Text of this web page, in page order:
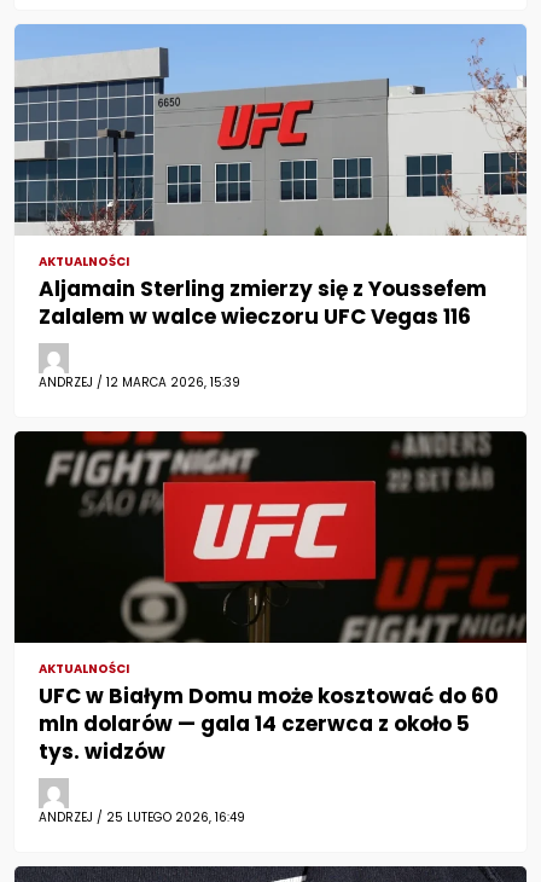
AKTUALNOŚCI
Aljamain Sterling zmierzy się z Youssefem
Zalalem w walce wieczoru UFC Vegas 116
ANDRZEJ / 12 MARCA 2026, 15:39
AKTUALNOŚCI
UFC w Białym Domu może kosztować do 60
mln dolarów — gala 14 czerwca z około 5
tys. widzów
ANDRZEJ / 25 LUTEGO 2026, 16:49